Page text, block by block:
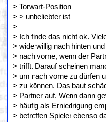
> Torwart-Position
> > unbeliebter ist.
>
> Ich finde das nicht ok.
> widerwillig nach hinten
> nach vorne, wenn der
> trifft. Darauf scheinen
> um nach vorne zu dürfen
> zu können. Das baut
> Partner auf. Wenn dann
> häufig als Erniedrigung
> betroffen Spieler ebenso